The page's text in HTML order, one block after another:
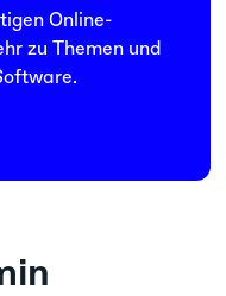
Online-
zu Themen und